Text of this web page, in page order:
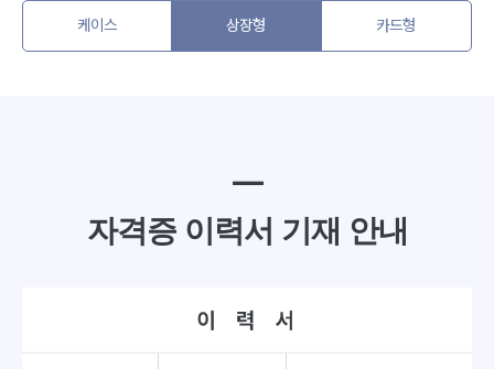
케이스 상장형 카드형
━
자격증 이력서 기재 안내